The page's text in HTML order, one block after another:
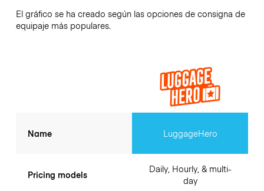
El gráfico se ha creado según las opciones de consigna de
equipaje más populares.
Name
Pricing models
LuggageHero
Daily, Hourly, & multi-
day